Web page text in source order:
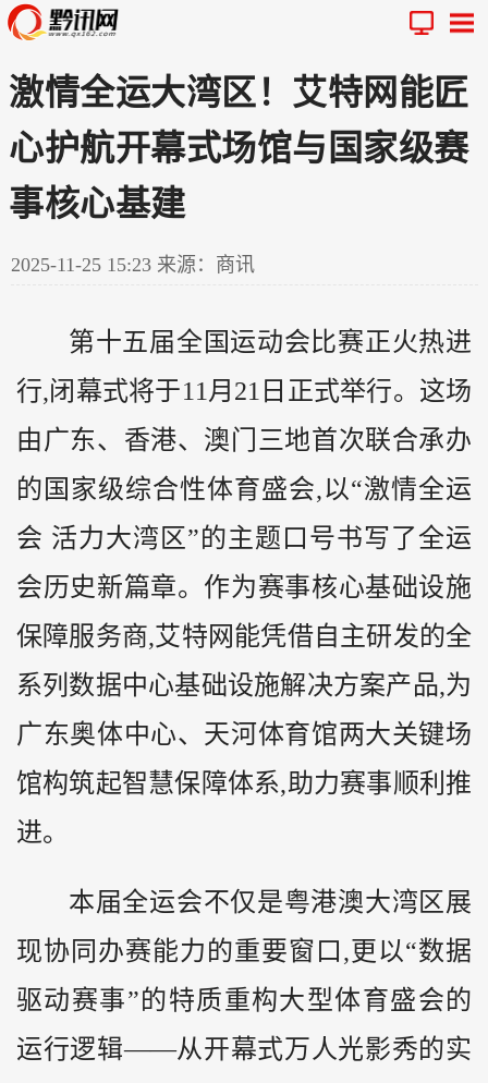
激情全运大湾区！艾特网能匠
心护航开幕式场馆与国家级赛
事核心基建
2025-11-25 15:23 来源：商讯
第十五届全国运动会比赛正火热进
行,闭幕式将于11月21日正式举行。这场
由广东、香港、澳门三地首次联合承办
的国家级综合性体育盛会,以“激情全运
会 活力大湾区”的主题口号书写了全运
会历史新篇章。作为赛事核心基础设施
保障服务商,艾特网能凭借自主研发的全
系列数据中心基础设施解决方案产品,为
广东奥体中心、天河体育馆两大关键场
馆构筑起智慧保障体系,助力赛事顺利推
进。
本届全运会不仅是粤港澳大湾区展
现协同办赛能力的重要窗口,更以“数据
驱动赛事”的特质重构大型体育盛会的
运行逻辑——从开幕式万人光影秀的实